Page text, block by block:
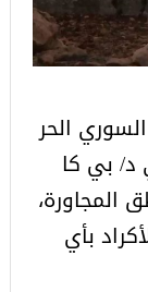
الحر
د/ بي كا
المجاورة،
بأي